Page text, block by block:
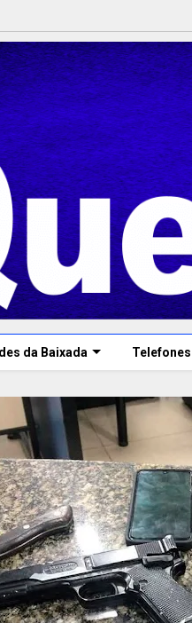
da Baixada Telefones